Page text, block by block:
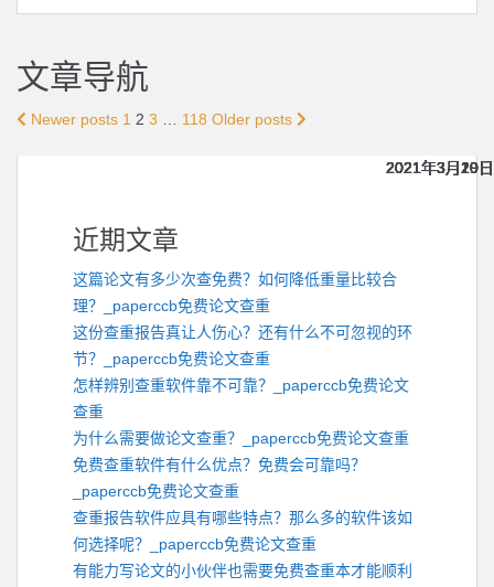
文章导航
Newer posts 1 2 3 118 Older posts
近期文章
这篇论文有多少次查免费？如何降低重量比较合
理？_paperccb免费论文查重
2021年3月20日
这份查重报告真让人伤心？还有什么不可忽视的环
节？_paperccb免费论文查重
2021年3月20日
怎样辨别查重软件靠不可靠？_paperccb免费论文
查重
2021年3月20日
为什么需要做论文查重？_paperccb免费论文查重
2021年3月20日
免费查重软件有什么优点？免费会可靠吗？
_paperccb免费论文查重
2021年3月20日
查重报告软件应具有哪些特点？那么多的软件该如
何选择呢？_paperccb免费论文查重
2021年3月19日
有能力写论文的小伙伴也需要免费查重本才能顺利
2021年3月19日
2021年3月19日
2021年3月19日
2021年3月19日